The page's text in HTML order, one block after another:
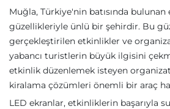
Muğla, Türkiye'nin batısında bulunan
güzellikleriyle ünlü bir şehirdir. Bu
gerçekleştirilen etkinlikler ve
yabancı turistlerin büyük ilgisini
etkinlik düzenlemek isteyen
kiralama çözümleri önemli bir araç
LED ekranlar, etkinliklerin başarıyla